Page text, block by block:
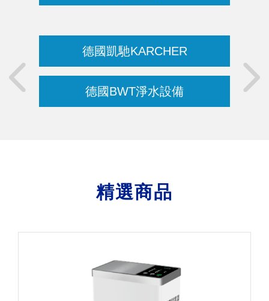
德國凱馳KARCHER
德國BWT淨水設備
精選商品